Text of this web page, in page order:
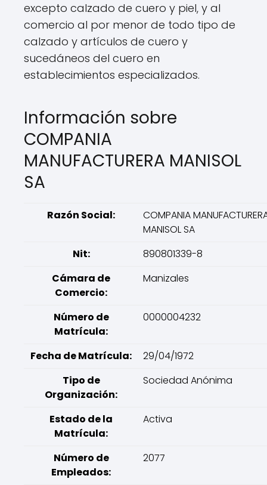
excepto calzado de cuero y piel, y al
comercio al por menor de todo tipo de
calzado y artículos de cuero y
sucedáneos del cuero en
establecimientos especializados.
Información sobre
COMPANIA
MANUFACTURERA MANISOL
SA
Razón Social:
COMPANIA
MANISOL SA
Nit:
890801339-8
Cámara de
Comercio:
Manizales
Número de
Matrícula:
0000004232
Fecha de Matrícula:
29/04/1972
Tipo de
Organización:
Sociedad Anónima
Estado de la
Matrícula:
Activa
Número de
Empleados:
2077